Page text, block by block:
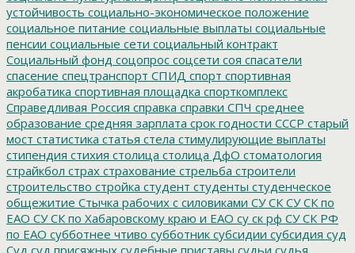
устойчивость социально-экономическое положение
социальное питание социальные выплаты социальные
пенсии социальные сети социальный контракт
Социальный фонд соцопрос соцсети соя спасатели
спасение спецтранспорт СПИД спорт спортивная
акробатика спортивная площадка спорткомплекс
Справедливая Россия справка справки СПЧ среднее
образование средняя зарплата срок годности СССР старый
мост статистика статья стела стимулирующие выплаты
стипендия стихия столица столица ДфО стоматология
страйкбол страх страхование стрельба строители
строительство стройка студент студенты студенческое
общежитие Стычка рабочих с силовиками СУ СК СУ СК по
ЕАО СУ СК по Хабаровскому краю и ЕАО су ск рф СУ СК РФ
по ЕАО субботнее чтиво субботник субсидии субсидия суд
Суд суд присяжных судебные приставы судьи судья